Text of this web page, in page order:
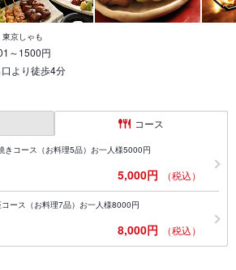
京しゃも
～1500円
より徒歩4分
コース
コース（お料理5品）お一人様5000円
5,000円 （税込）
ース（お料理7品）お一人様8000円
8,000円 （税込）